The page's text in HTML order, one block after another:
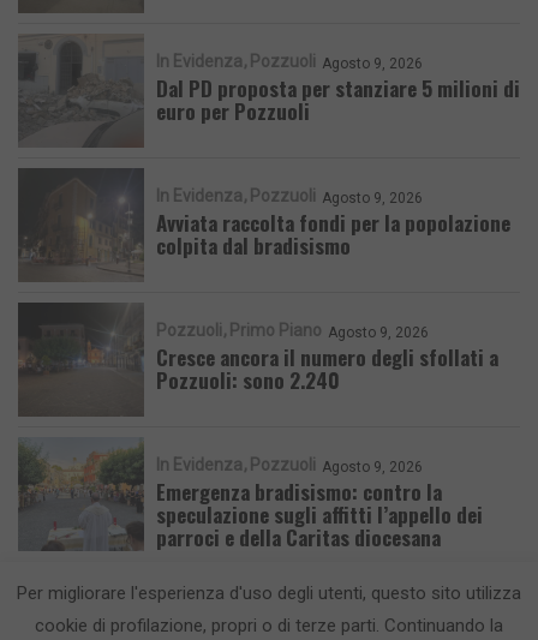
In Evidenza Pozzuoli Agosto 9, 2026
Dal PD proposta per stanziare 5 milioni di
euro per Pozzuoli
In Evidenza Pozzuoli Agosto 9, 2026
Avviata raccolta fondi per la popolazione
colpita dal bradisismo
Pozzuoli Primo Piano Agosto 9, 2026
Cresce ancora il numero degli sfollati a
Pozzuoli: sono 2.240
In Evidenza Pozzuoli Agosto 9, 2026
Emergenza bradisismo: contro la
speculazione sugli affitti l’appello dei
parroci e della Caritas diocesana
Per migliorare l'esperienza d'uso degli utenti, questo sito utilizza
cookie di profilazione, propri o di terze parti. Continuando la